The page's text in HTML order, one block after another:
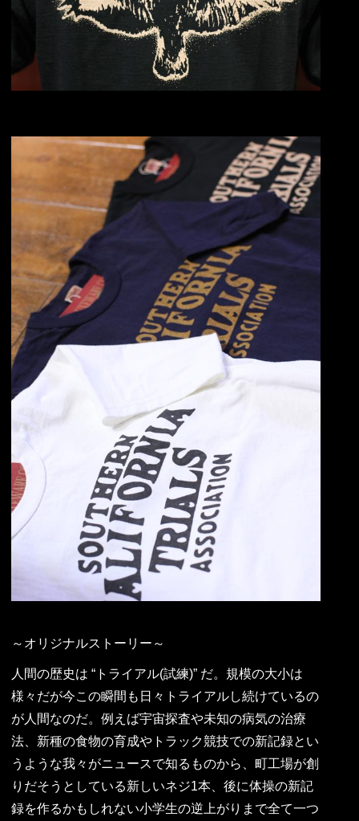
～オリジナルストーリー～
人間の歴史は “トライアル(試練)” だ。規模の大小は
様々だが今この瞬間も日々トライアルし続けているの
が人間なのだ。例えば宇宙探査や未知の病気の治療
法、新種の食物の育成やトラック競技での新記録とい
うような我々がニュースで知るものから、町工場が創
りだそうとしている新しいネジ1本、後に体操の新記
録を作るかもしれない小学生の逆上がりまで全て一つ